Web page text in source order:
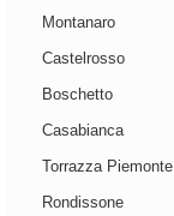
Montanaro
Castelrosso
Boschetto
Casabianca
Torrazza Piemonte
Rondissone